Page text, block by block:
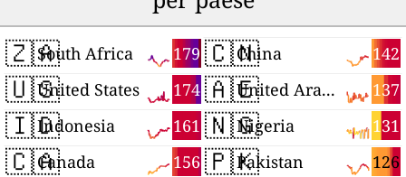
🇿🇦 179
South Africa
🇺🇸 174
United States
🇮🇩 161
Indonesia
🇨🇦 156
Canada
🇨🇳 142
China
🇦🇪 137
United Arab Emirates
🇳🇬 131
Nigeria
🇵🇰 126
Pakistan